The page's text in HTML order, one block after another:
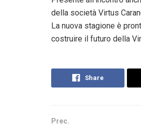
della società Virtus
La nuova stagione è
costruire il futuro della
Share
Prec.